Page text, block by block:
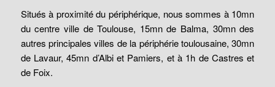
Situés à proximité du périphérique, nous sommes à 10mn
du centre ville de Toulouse, 15mn de Balma, 30mn des
autres principales villes de la périphérie toulousaine, 30mn
de Lavaur, 45mn d’Albi et Pamiers, et à 1h de Castres et
de Foix.